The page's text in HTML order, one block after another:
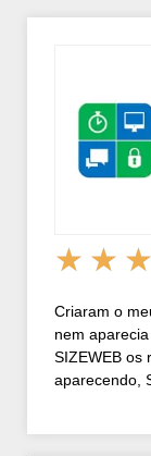
★ ★ ★
Criaram o
nem
SIZEWEB os
aparecendo,